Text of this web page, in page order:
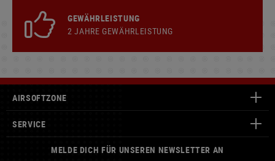
GEWÄHRLEISTUNG
2 JAHRE GEWÄHRLEISTUNG
AIRSOFTZONE
SERVICE
MELDE DICH FÜR UNSEREN NEWSLETTER AN